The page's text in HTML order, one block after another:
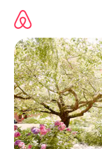
sadržaj